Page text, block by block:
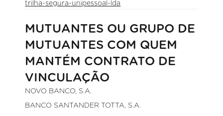
trilha-segura-unipessoal-lda
MUTUANTES OU GRUPO DE
MUTUANTES COM QUEM
MANTÉM CONTRATO DE
VINCULAÇÃO
NOVO BANCO, S.A.
BANCO SANTANDER TOTTA, S.A.